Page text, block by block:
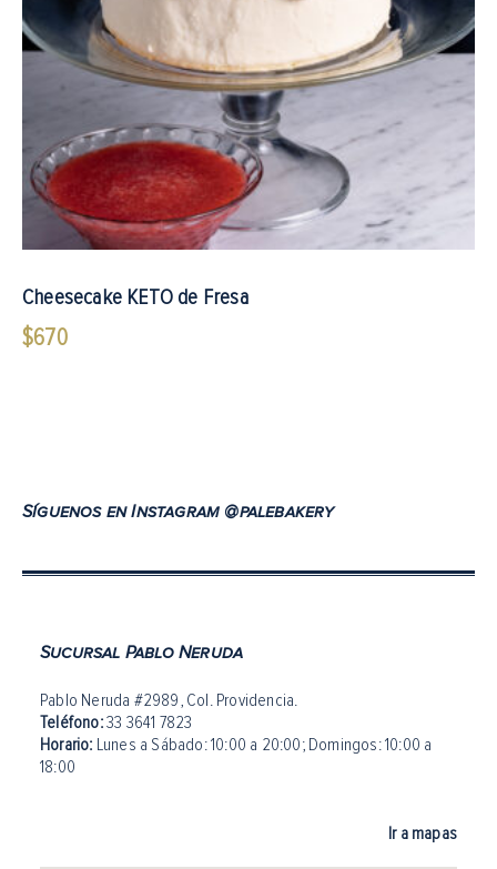
Cheesecake KETO de Fresa
$670
Síguenos en Instagram @palebakery
Sucursal Pablo Neruda
Pablo Neruda #2989, Col. Providencia.
Teléfono:33 3641 7823
Horario: Lunes a Sábado: 10:00 a 20:00; Domingos: 10:00 a
18:00
Ir a mapas